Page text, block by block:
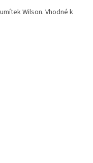
Wilson. Vhodné k